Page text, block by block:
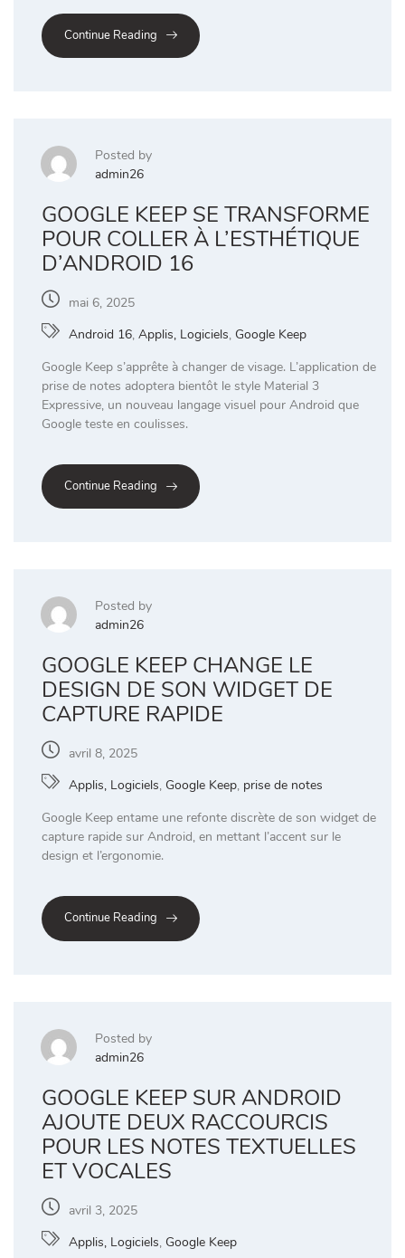
Continue Reading
Posted by
admin26
GOOGLE KEEP SE TRANSFORME
POUR COLLER À L’ESTHÉTIQUE
D’ANDROID 16
mai 6, 2025
Android 16, Applis, Logiciels, Google Keep
Google Keep s’apprête à changer de visage. L’application de
prise de notes adoptera bientôt le style Material 3
Expressive, un nouveau langage visuel pour Android que
Google teste en coulisses.
Continue Reading
Posted by
admin26
GOOGLE KEEP CHANGE LE
DESIGN DE SON WIDGET DE
CAPTURE RAPIDE
avril 8, 2025
Applis, Logiciels, Google Keep, prise de notes
Google Keep entame une refonte discrète de son widget de
capture rapide sur Android, en mettant l’accent sur le
design et l’ergonomie.
Continue Reading
Posted by
admin26
GOOGLE KEEP SUR ANDROID
AJOUTE DEUX RACCOURCIS
POUR LES NOTES TEXTUELLES
ET VOCALES
avril 3, 2025
Applis, Logiciels, Google Keep